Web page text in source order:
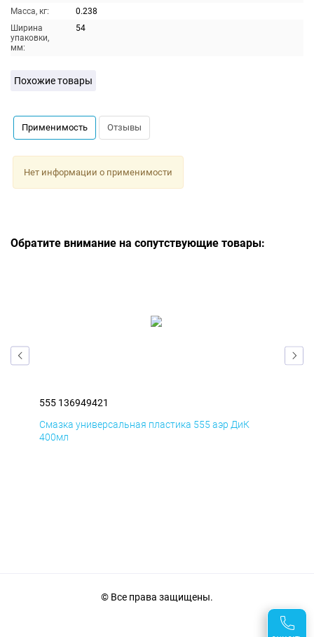
Масса, кг:
0.238
Ширина
упаковки,
мм:
54
Похожие товары
Применимость Отзывы
Нет информации о применимости
Обратите внимание на сопутствующие товары:
555 136949421
Смазка универсальная пластика 555 аэр ДиК
400мл
© Все права защищены.